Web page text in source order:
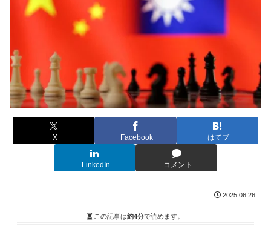
X Facebook はてブ
LinkedIn コメント
2025.06.26
この記事は約4分で読めます。